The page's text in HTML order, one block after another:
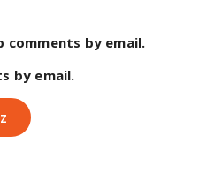
by email.
by email.